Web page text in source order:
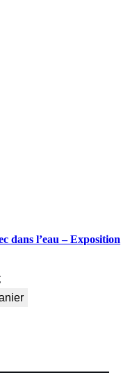
dans l’eau – Exposition